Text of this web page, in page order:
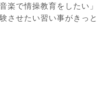
楽で情操教育をしたい」
させたい習い事がきっと